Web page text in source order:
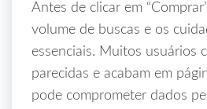
Antes de clicar em
volume de buscas e os
essenciais. Muitos usuários
parecidas e acabam em
pode comprometer dados